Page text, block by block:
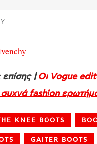
επίσης |Οι Vogue
συχνά fashion
KNEE BOOTS
GAITER BOOTS